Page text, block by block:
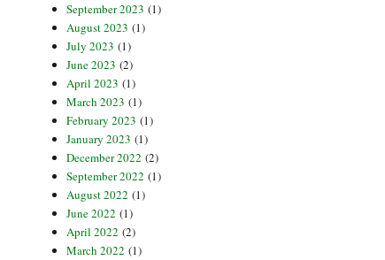
September 2023 (1)
August 2023 (1)
July 2023 (1)
June 2023 (2)
April 2023 (1)
March 2023 (1)
February 2023 (1)
January 2023 (1)
December 2022 (2)
September 2022 (1)
August 2022 (1)
June 2022 (1)
April 2022 (2)
March 2022 (1)